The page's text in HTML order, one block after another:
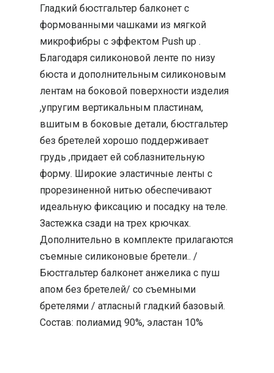
Гладкий бюстгальтер балконет с
формованными чашками из мягкой
микрофибры с эффектом Push up .
Благодаря силиконовой ленте по низу
бюста и дополнительным силиконовым
лентам на боковой поверхности изделия
,упругим вертикальным пластинам,
вшитым в боковые детали, бюстгальтер
без бретелей хорошо поддерживает
грудь ,придает ей соблазнительную
форму. Широкие эластичные ленты с
прорезиненной нитью обеспечивают
идеальную фиксацию и посадку на теле.
Застежка сзади на трех крючках.
Дополнительно в комплекте прилагаются
съемные силиконовые бретели.. /
Бюстгальтер балконет анжелика с пуш
апом без бретелей/ со съемными
бретелями / атласный гладкий базовый.
Состав: полиамид 90%, эластан 10%